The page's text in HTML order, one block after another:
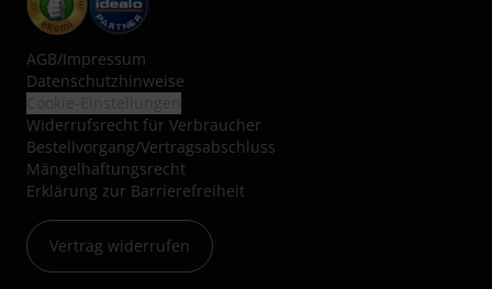
AGB/Impressum
Datenschutzhinweise
Widerrufsrecht für Verbraucher
Bestellvorgang/Vertragsabschluss
Mängelhaftungsrecht
Erklärung zur Barrierefreiheit
Vertrag widerrufen